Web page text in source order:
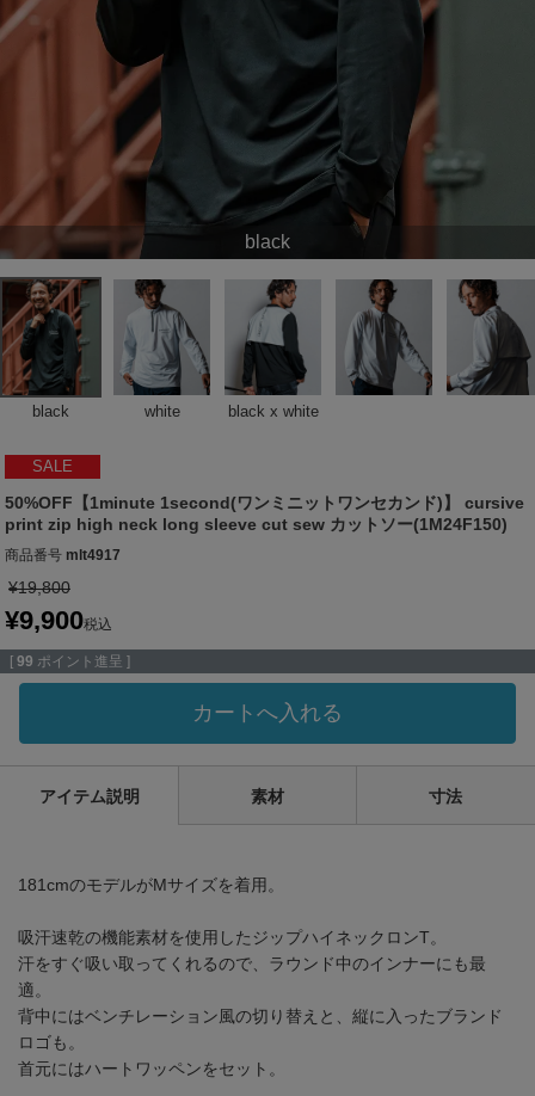
black
black white black x white
SALE
50%OFF【1minute 1second(ワンミニットワンセカンド)】 cursive
print zip high neck long sleeve cut sew カットソー(1M24F150)
商品番号 mlt4917
¥19,800
¥9,900税込
[ 99 ポイント進呈 ]
カートへ入れる
アイテム説明 素材 寸法
181cmのモデルがMサイズを着用。
吸汗速乾の機能素材を使用したジップハイネックロンT。
汗をすぐ吸い取ってくれるので、ラウンド中のインナーにも最
適。
背中にはベンチレーション風の切り替えと、縦に入ったブランド
ロゴも。
首元にはハートワッペンをセット。